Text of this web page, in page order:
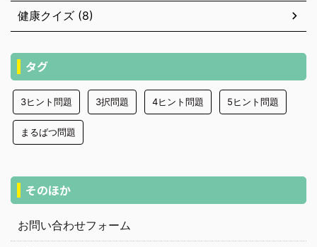
健康クイズ (8)
タグ
3ヒント問題 3択問題 4ヒント問題 5ヒント問題
まるばつ問題
そのほか
お問い合わせフォーム